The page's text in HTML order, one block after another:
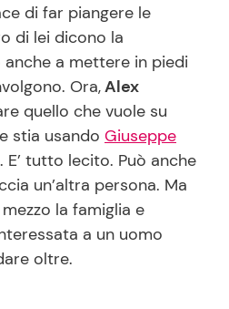
Ricette Feste
Ricette per Bambini
di far piangere le
di lei dicono la
a mettere in piedi
Ora,Alex
quello che vuole su
stia usando Giuseppe
E’ tutto lecito. Può anche
un’altra persona. Ma
la famiglia e
a un uomo
oltre.